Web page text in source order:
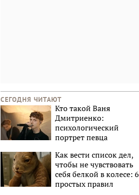
СЕГОДНЯ ЧИТАЮТ
Кто такой Ваня
Дмитриенко:
психологический
портрет певца
Как вести список дел,
чтобы не чувствовать
себя белкой в колесе: 6
простых правил